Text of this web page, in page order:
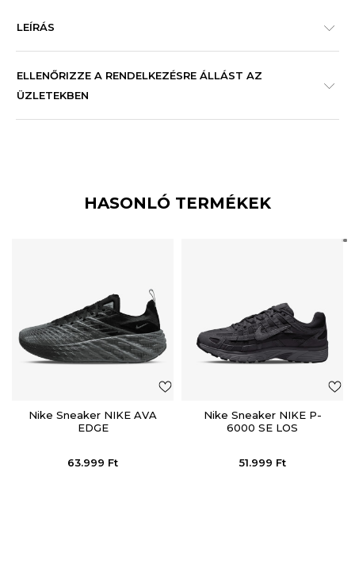
LEÍRÁS
ELLENŐRIZZE A RENDELKEZÉSRE ÁLLÁST AZ
ÜZLETEKBEN
HASONLÓ TERMÉKEK
Nike Sneaker NIKE AVA
EDGE
63.999 Ft
Nike Sneaker NIKE P-
6000 SE LOS
51.999 Ft